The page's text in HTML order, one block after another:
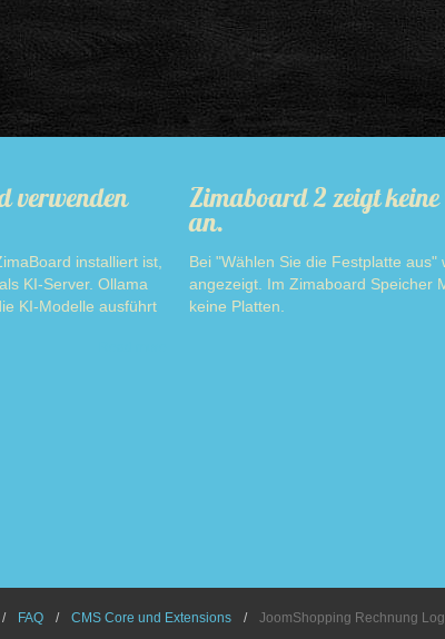
verwenden
installiert ist,
KI-Server. Ollama
KI-Modelle ausführt
Zimaboard 2 zeigt keine
an.
Bei "Wählen Sie die Festplatte aus"
angezeigt. Im Zimaboard Speicher
keine Platten.
FAQ CMS Core und Extensions JoomShopping Rechnung